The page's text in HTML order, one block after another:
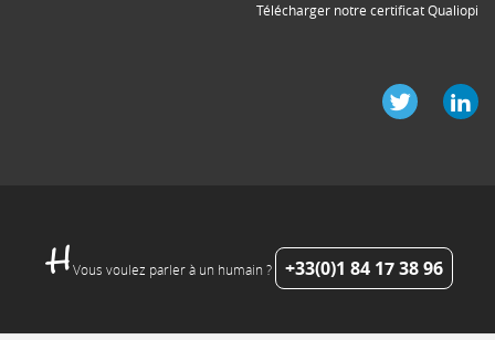
Télécharger notre certificat Qualiopi
Vous voulez parler à un humain ? +33(0)1 84 17 38 96